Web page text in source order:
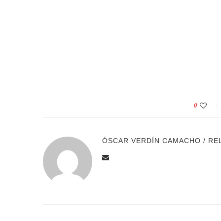
0
ÓSCAR VERDÍN CAMACHO /